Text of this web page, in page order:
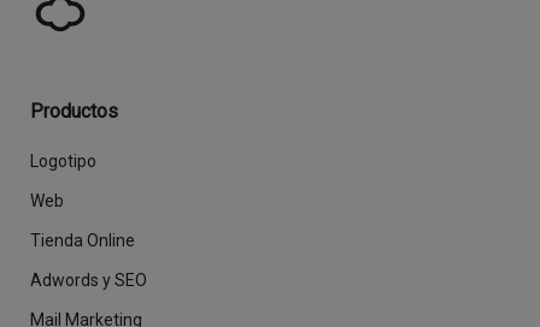
Productos
Logotipo
Web
Tienda Online
Adwords y SEO
Mail Marketing